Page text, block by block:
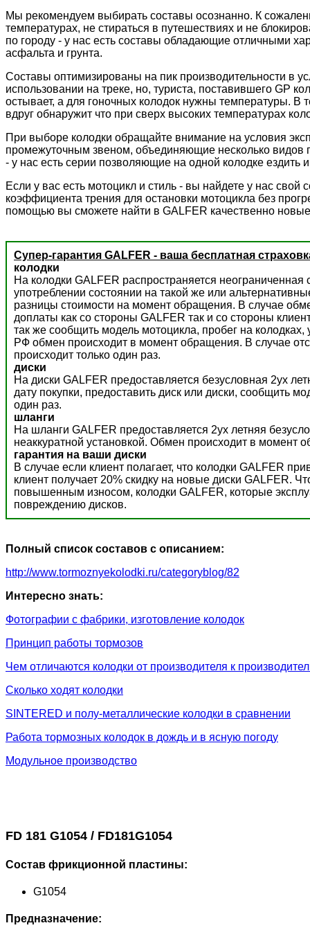
Мы рекомендуем выбирать составы осознанно. К
температурах, не стираться в путешествиях и не
по городу - у нас есть составы обладающие отличными
асфальта и грунта.
Составы оптимизированы на пик производительности в
использовании на треке, но, туриста, поставившего GP
остывает, а для гоночных колодок нужны температуры. В
вдруг обнаружит что при сверх высоких температурах
При выборе колодки обращайте внимание на условия
промежуточным звеном, объединяющие несколько видов
- у нас есть серии позволяющие на одной колодке ездить
Если у вас есть мотоцикл и стиль - вы найдете у нас
коэффициента трения для остановки мотоцикла без
помощью вы сможете найти в GALFER качественно
Супер-гарантия GALFER - ваша бесплатная
колодки
На колодки GALFER распространяется
употреблении состоянии на такой же или
разницы стоимости на момент обращения. В случае
доплаты как со стороны GALFER так и со стороны
так же сообщить модель мотоцикла, пробег на
РФ обмен происходит в момент обращения. В случае
происходит только один раз.
диски
На диски GALFER предоставляется безусловная 2ух
дату покупки, предоставить диск или диски, сообщить
один раз.
шланги
На шланги GALFER предоставляется 2ух летняя
неаккуратной установкой. Обмен происходит в момент
гарантия на ваши диски
В случае если клиент полагает, что колодки GALFER
клиент получает 20% скидку на новые диски GALFER.
повышенным износом, колодки GALFER, которые
повреждению дисков.
Полный список составов с описанием:
http://www.tormoznyekolodki.ru/categoryblog/82
Интересно знать:
Фотографии с фабрики, изготовление колодок
Принцип работы тормозов
Чем отличаются колодки от производителя к
Сколько ходят колодки
SINTERED и полу-металлические колодки в сравнении
Работа тормозных колодок в дождь и в ясную погоду
Модульное производство
FD 181 G1054 / FD181G1054
Состав фрикционной пластины:
G1054
Предназначение: